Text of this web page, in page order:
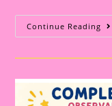
Continue Reading